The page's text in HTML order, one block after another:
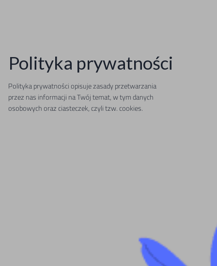
Polityka prywatności
Polityka prywatności opisuje zasady przetwarzania
przez nas informacji na Twój temat, w tym danych
osobowych oraz ciasteczek, czyli tzw. cookies.